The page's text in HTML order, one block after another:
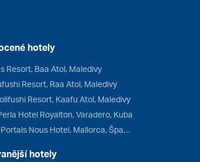
hotely
Resort, Baa Atol, Maledivy
Resort, Raa Atol, Maledivy
Resort, Kaafu Atol, Maledivy
Hotel Royalton, Varadero, Kuba
Iberostar Grand Portals Nous Hotel, Mallorca, Španělsko
hotely